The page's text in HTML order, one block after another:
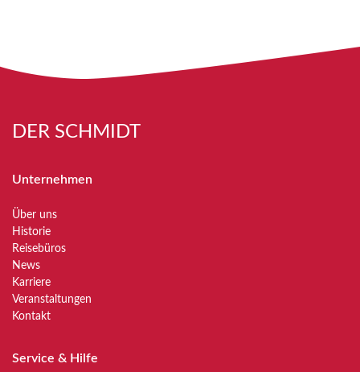
DER SCHMIDT
Unternehmen
Über uns
Historie
Reisebüros
News
Karriere
Veranstaltungen
Kontakt
Service & Hilfe